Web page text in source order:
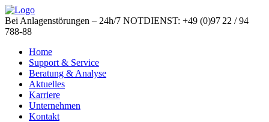
Bei Anlagenstörungen – 24h/7 NOTDIENST: +49 (0)97 22 / 94
788-88
Home
Support & Service
Beratung & Analyse
Aktuelles
Karriere
Unternehmen
Kontakt